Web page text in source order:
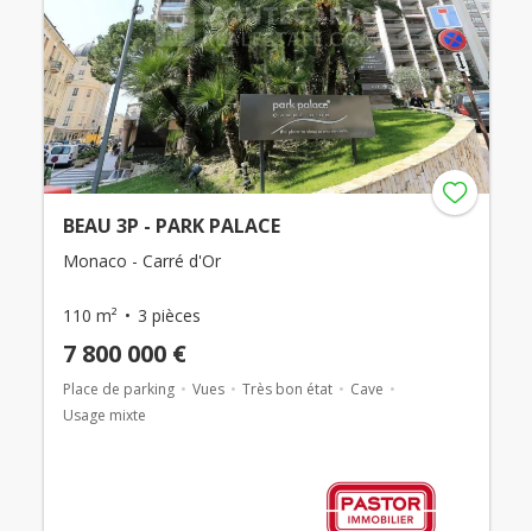
BEAU 3P - PARK PALACE
Monaco - Carré d'Or
110 m² 3 pièces
7 800 000 €
Place de parking Vues Très bon état
Cave
Usage mixte